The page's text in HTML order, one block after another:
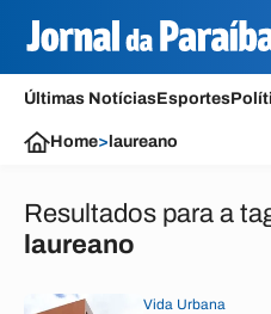
Últimas NotíciasEsportes
Home> laureano
Resultados para a
laureano
Vida Urbana